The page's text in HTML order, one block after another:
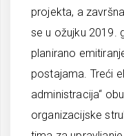
projekta, a
se u ožujku 2019.
planirano
postajama. Treći
administracija“
organizacijske